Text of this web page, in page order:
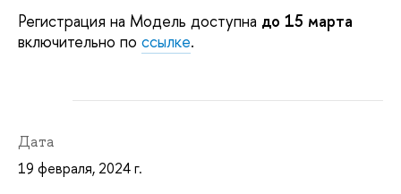
Регистрация на Модель доступна до 15 марта
включительно по ссылке.
Дата
19 февраля, 2024 г.